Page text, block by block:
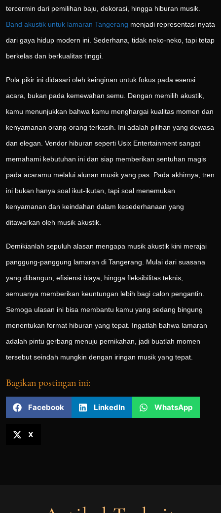
tercermin dari pemilihan baju, dekorasi, hingga hiburan musik.
Band akustik untuk lamaran Tangerang menjadi representasi nyata
dari gaya hidup modern ini. Sederhana, tidak neko-neko, tapi tetap
berkelas dan berkualitas tinggi.
Pola pikir ini didasari oleh keinginan untuk fokus pada esensi
acara, bukan pada kemewahan semu. Dengan memilih akustik,
kamu menunjukkan bahwa kamu menghargai kualitas momen dan
kenyamanan orang-orang terkasih. Ini adalah pilihan yang dewasa
dan elegan. Vendor hiburan seperti Usix Entertainment sangat
memahami kebutuhan ini dan siap memberikan sentuhan magis
pada acaramu melalui alunan musik yang pas. Pada akhirnya, tren
ini bukan hanya soal ikut-ikutan, tapi soal menemukan
kenyamanan dan keindahan dalam kesederhanaan yang
ditawarkan oleh musik akustik.
Demikianlah sepuluh alasan mengapa musik akustik kini merajai
panggung-panggung lamaran di Tangerang. Mulai dari suasana
yang dibangun, efisiensi biaya, hingga fleksibilitas teknis,
semuanya memberikan keuntungan lebih bagi calon pengantin.
Semoga ulasan ini bisa membantu kamu yang sedang bingung
menentukan format hiburan yang tepat. Ingatlah bahwa lamaran
adalah pintu gerbang menuju pernikahan, jadi buatlah momen
tersebut seindah mungkin dengan iringan musik yang tepat.
Bagikan postingan ini:
Facebook LinkedIn WhatsApp
X